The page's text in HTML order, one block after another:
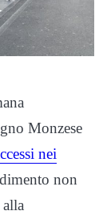
Monzese
nei
non